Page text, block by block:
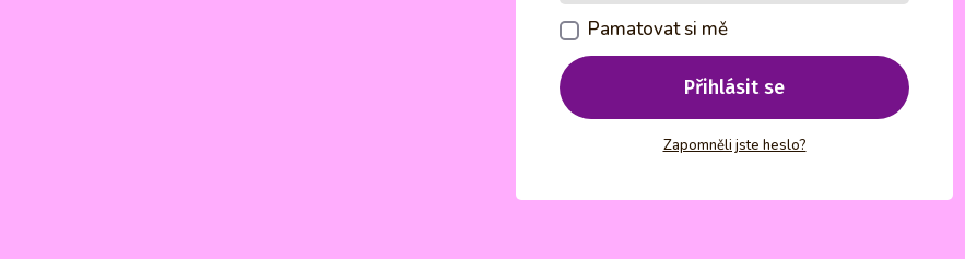
Pamatovat si mě
Přihlásit se
Zapomněli jste heslo?